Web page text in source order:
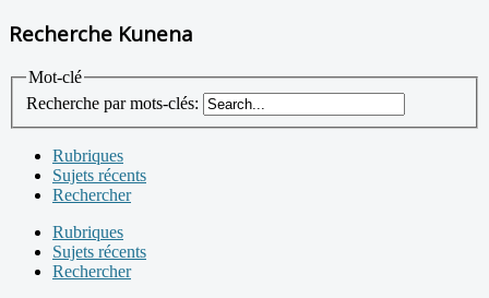
Recherche Kunena
Mot-clé
Recherche par mots-clés:
Rubriques
Sujets récents
Rechercher
Rubriques
Sujets récents
Rechercher